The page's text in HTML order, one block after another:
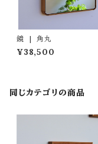
鏡 | 角丸
¥38,500
同じカテゴリの商品